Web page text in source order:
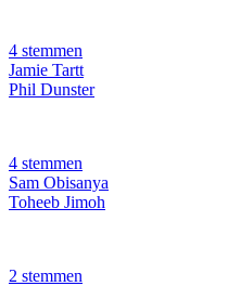
4 stemmen
Jamie Tartt
Phil Dunster
4 stemmen
Sam Obisanya
Toheeb Jimoh
2 stemmen